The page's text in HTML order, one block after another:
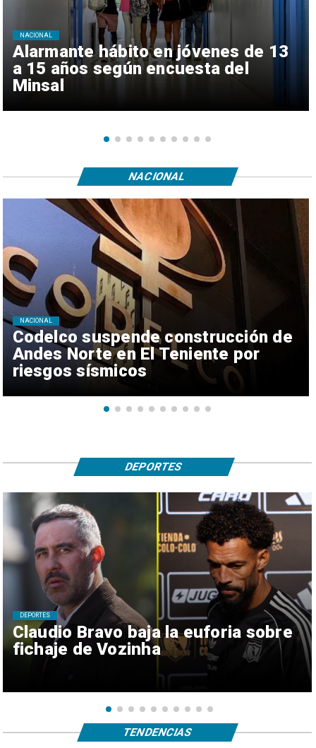
Alarmante hábito en jóvenes de 13
a 15 años según encuesta del
Minsal
NACIONAL
Codelco suspende construcción de
Andes Norte en El Teniente por
riesgos sísmicos
NACIONAL
NACIONAL
Claudio Bravo baja la euforia sobre
fichaje de Vozinha
DEPORTES
DEPORTES
TENDENCIAS